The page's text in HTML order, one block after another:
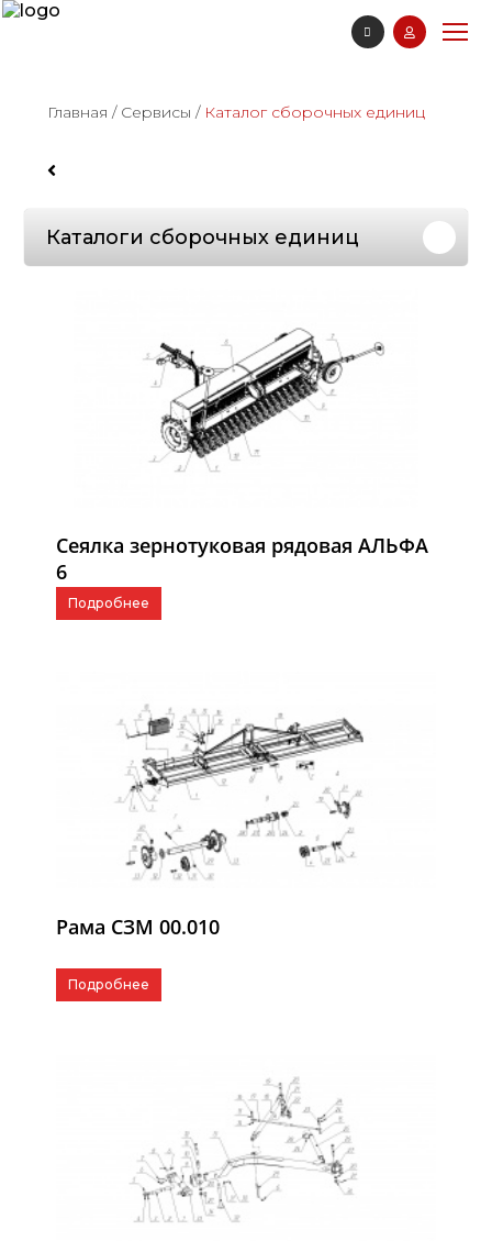
Главная / Сервисы / Каталог сборочных единиц
Каталоги сборочных единиц
Сеялка зернотуковая рядовая АЛЬФА
6
Подробнее
Рама СЗМ 00.010
Подробнее